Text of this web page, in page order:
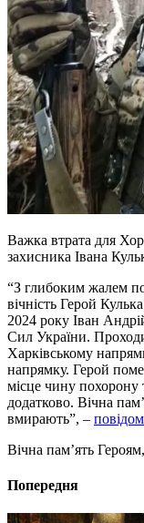
Важка втрата для
захисника Івана
“З глибоким жалем
вічність Герой
2024 року Іван
Сил України.
Харківському
напрямку. Герой
місце чину похорону
додатково. Вічна
вмирають”, –
Вічна пам’ять
Попередня